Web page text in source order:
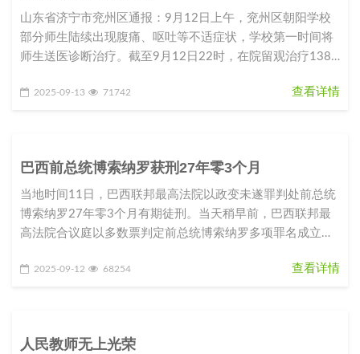
山东省济宁市兖州区通报：9月12日上午，兖州区朝阳学校
部分师生陆续出现腹痛、呕吐等不适症状，学校第一时间将
师生送医诊断治疗。截至9月12日22时，在院留观治疗138
2025-09-13 71742 查看详情
巴西前总统博索纳罗获刑27年零3个月
当地时间11日，巴西联邦最高法院以政变未遂罪判处前总统
博索纳罗27年零3个月有期徒刑。当天稍早前，巴西联邦最
高法院合议庭以多数票判定前总统博索纳罗多项罪名成立，
2025-09-12 68254 查看详情
人民教师无上光荣